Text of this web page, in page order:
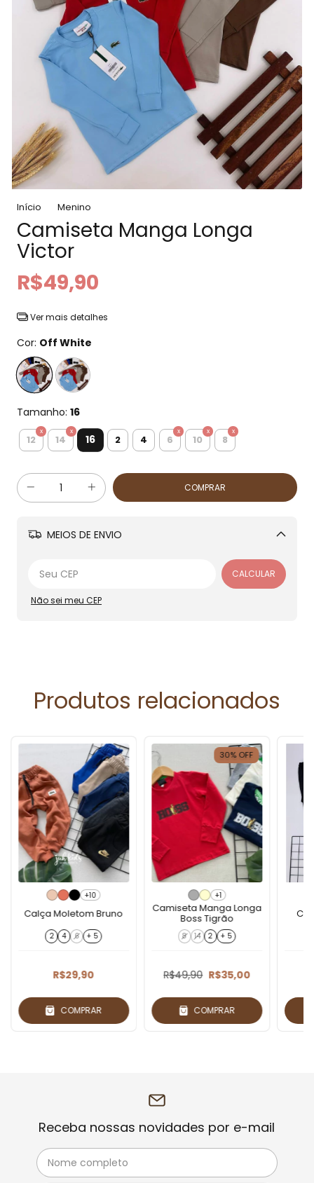
Início Menino
Camiseta Manga Longa
Victor
R$49,90
Ver mais detalhes
Cor: Off White
Tamanho: 16
12 14 16 2 4 6 10 8
MEIOS DE ENVIO
Alterar CEP
CALCULAR
Não sei meu CEP
Produtos relacionados
+10
Calça Moletom Bruno
2 4 6 + 5
R$29,90
COMPRAR
30%OFF
+1
Camiseta Manga Longa
Boss Tigrão
8 14 2 + 5
R$49,90 R$35,00
COMPRAR
Receba nossas novidades por e-mail